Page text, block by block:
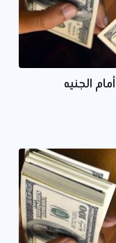
سعر الدولار اليوم الأربعاء 3-6-2026 أمام الجنيه